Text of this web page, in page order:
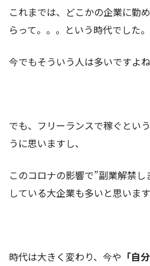
これまでは、どこかの企業に勤
らって。。。という時代でした。
今でもそういう人は多いですよね
でも、フリーランスで稼ぐとい
うに思いますし、
このコロナの影響で”副業解禁
している大企業も多いと思います
時代は大きく変わり、今や 「自